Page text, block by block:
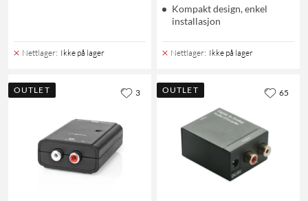
Nettlager: Ikke på lager
Kompakt design, enkel
installasjon
Nettlager: Ikke på lager
OUTLET 3 OUTLET 65